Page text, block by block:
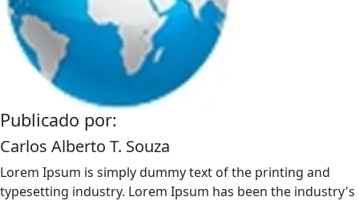
Publicado por:
Carlos Alberto T. Souza
Lorem Ipsum is simply dummy text of the printing and
typesetting industry. Lorem Ipsum has been the industry's